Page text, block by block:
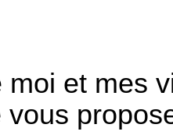
moi et mes
vous